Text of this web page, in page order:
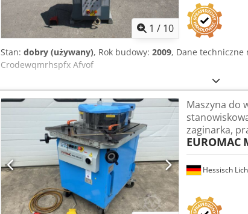
1 / 10
Stan: dobry (używany), Rok budowy: 2009, Dane
Crodewqmrhspfx Afvof
Hessisch
Maszyna do
zaginarka,
EUROMAC